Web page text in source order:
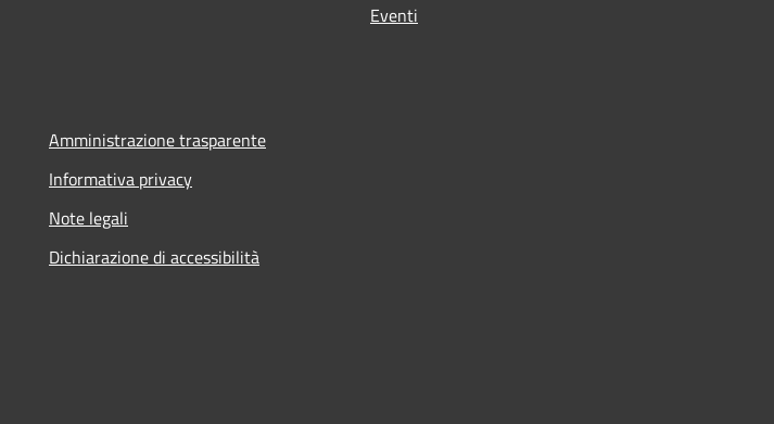
Eventi
Amministrazione trasparente
Informativa privacy
Note legali
Dichiarazione di accessibilità